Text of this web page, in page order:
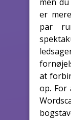
er
par
at
op. For